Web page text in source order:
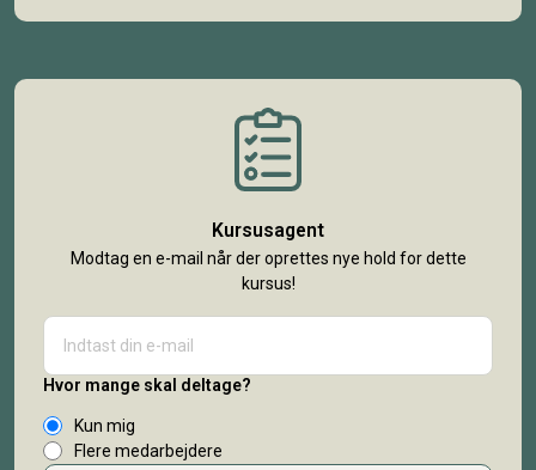
Kursusagent
Modtag en e-mail når der oprettes nye hold for dette
kursus!
Hvor mange skal deltage?
Kun mig
Flere medarbejdere